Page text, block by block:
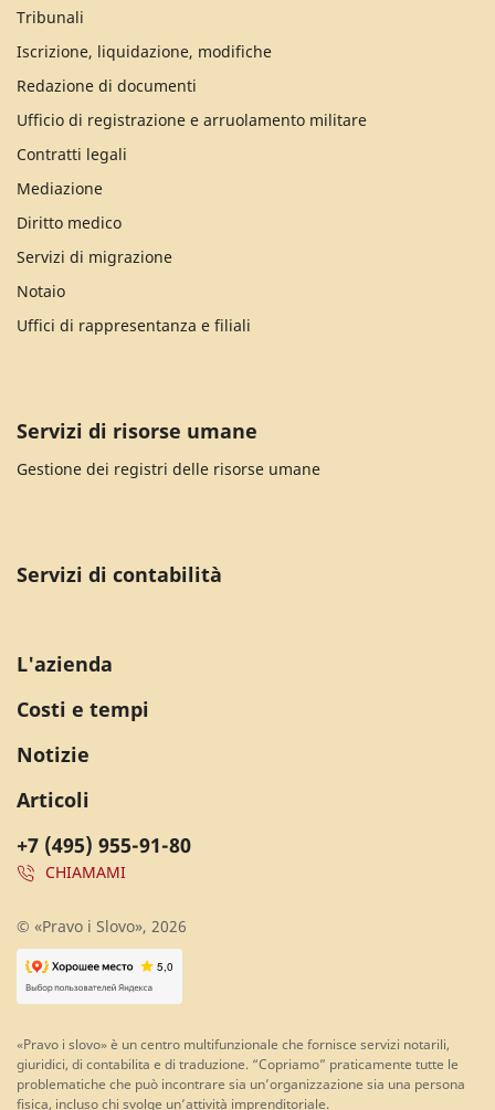
Tribunali
Iscrizione, liquidazione, modifiche
Redazione di documenti
Ufficio di registrazione e arruolamento militare
Contratti legali
Mediazione
Diritto medico
Servizi di migrazione
Notaio
Uffici di rappresentanza e filiali
Servizi di risorse umane
Gestione dei registri delle risorse umane
Servizi di contabilità
+7 (495) 955-91-80
CHIAMAMI
L'azienda
Costi e tempi
Notizie
Articoli
© «Pravo i Slovo», 2026
«Pravo i slovo» è un centro multifunzionale che fornisce servizi notarili,
giuridici, di contabilita e di traduzione. “Copriamo” praticamente tutte le
problematiche che può incontrare sia un’organizzazione sia una persona
fisica, incluso chi svolge un’attività imprenditoriale.